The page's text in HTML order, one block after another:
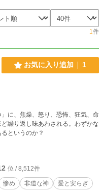
1件
お気に入り追加 1
に、焦燥、怒り、恐怖、狂気、命
繰り返し味あわされる。わずかな
というのか？
位 / 8,512件
惨め 非道な神 愛と安らぎ